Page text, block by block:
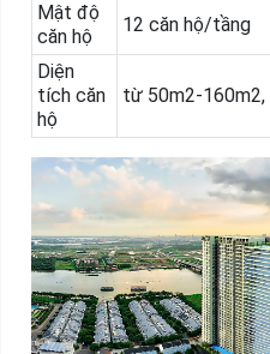
Mật độ
căn hộ
12 căn hộ/tầng
Diện
tích căn
hộ
từ 50m2-160m2,